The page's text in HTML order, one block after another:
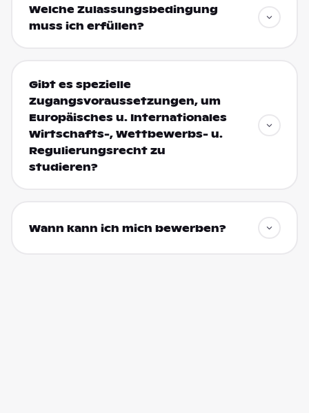
Welche Zulassungsbedingung
muss ich erfüllen?
Gibt es spezielle
Zugangsvoraussetzungen, um
Europäisches u. Internationales
Wirtschafts-, Wettbewerbs- u.
Regulierungsrecht zu
studieren?
Wann kann ich mich bewerben?